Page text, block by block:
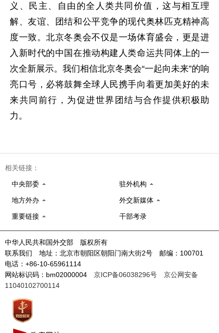
义、民主、自由的全人类共同价值，这与相互理
解、友谊、团结和公平竞争的现代奥林匹克精神高
度一致。北京冬奥会不仅是一场体育盛会，更是进
入新时代的中国在推动构建人类命运共同体上的一
次全新展示。我们相信北京冬奥会“一起向未来”的响
亮口号，必将鼓舞全球人民携手向着更加美好的未
来共同前行，为促进世界团结与合作提供积极助
力。
相关链接：
中央部委 驻外机构
地方外办 外交新媒体
重要链接 干部考录
中华人民共和国外交部 版权所有
联系我们 地址：北京市朝阳区朝阳门南大街2号 邮编：100701
电话：+86-10-65961114
网站标识码：bm02000004 京ICP备06038296号
京公网安备
11040102700114